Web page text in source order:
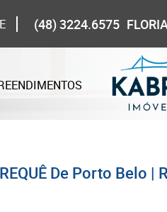
(48) 3224.6575
De Porto Belo |